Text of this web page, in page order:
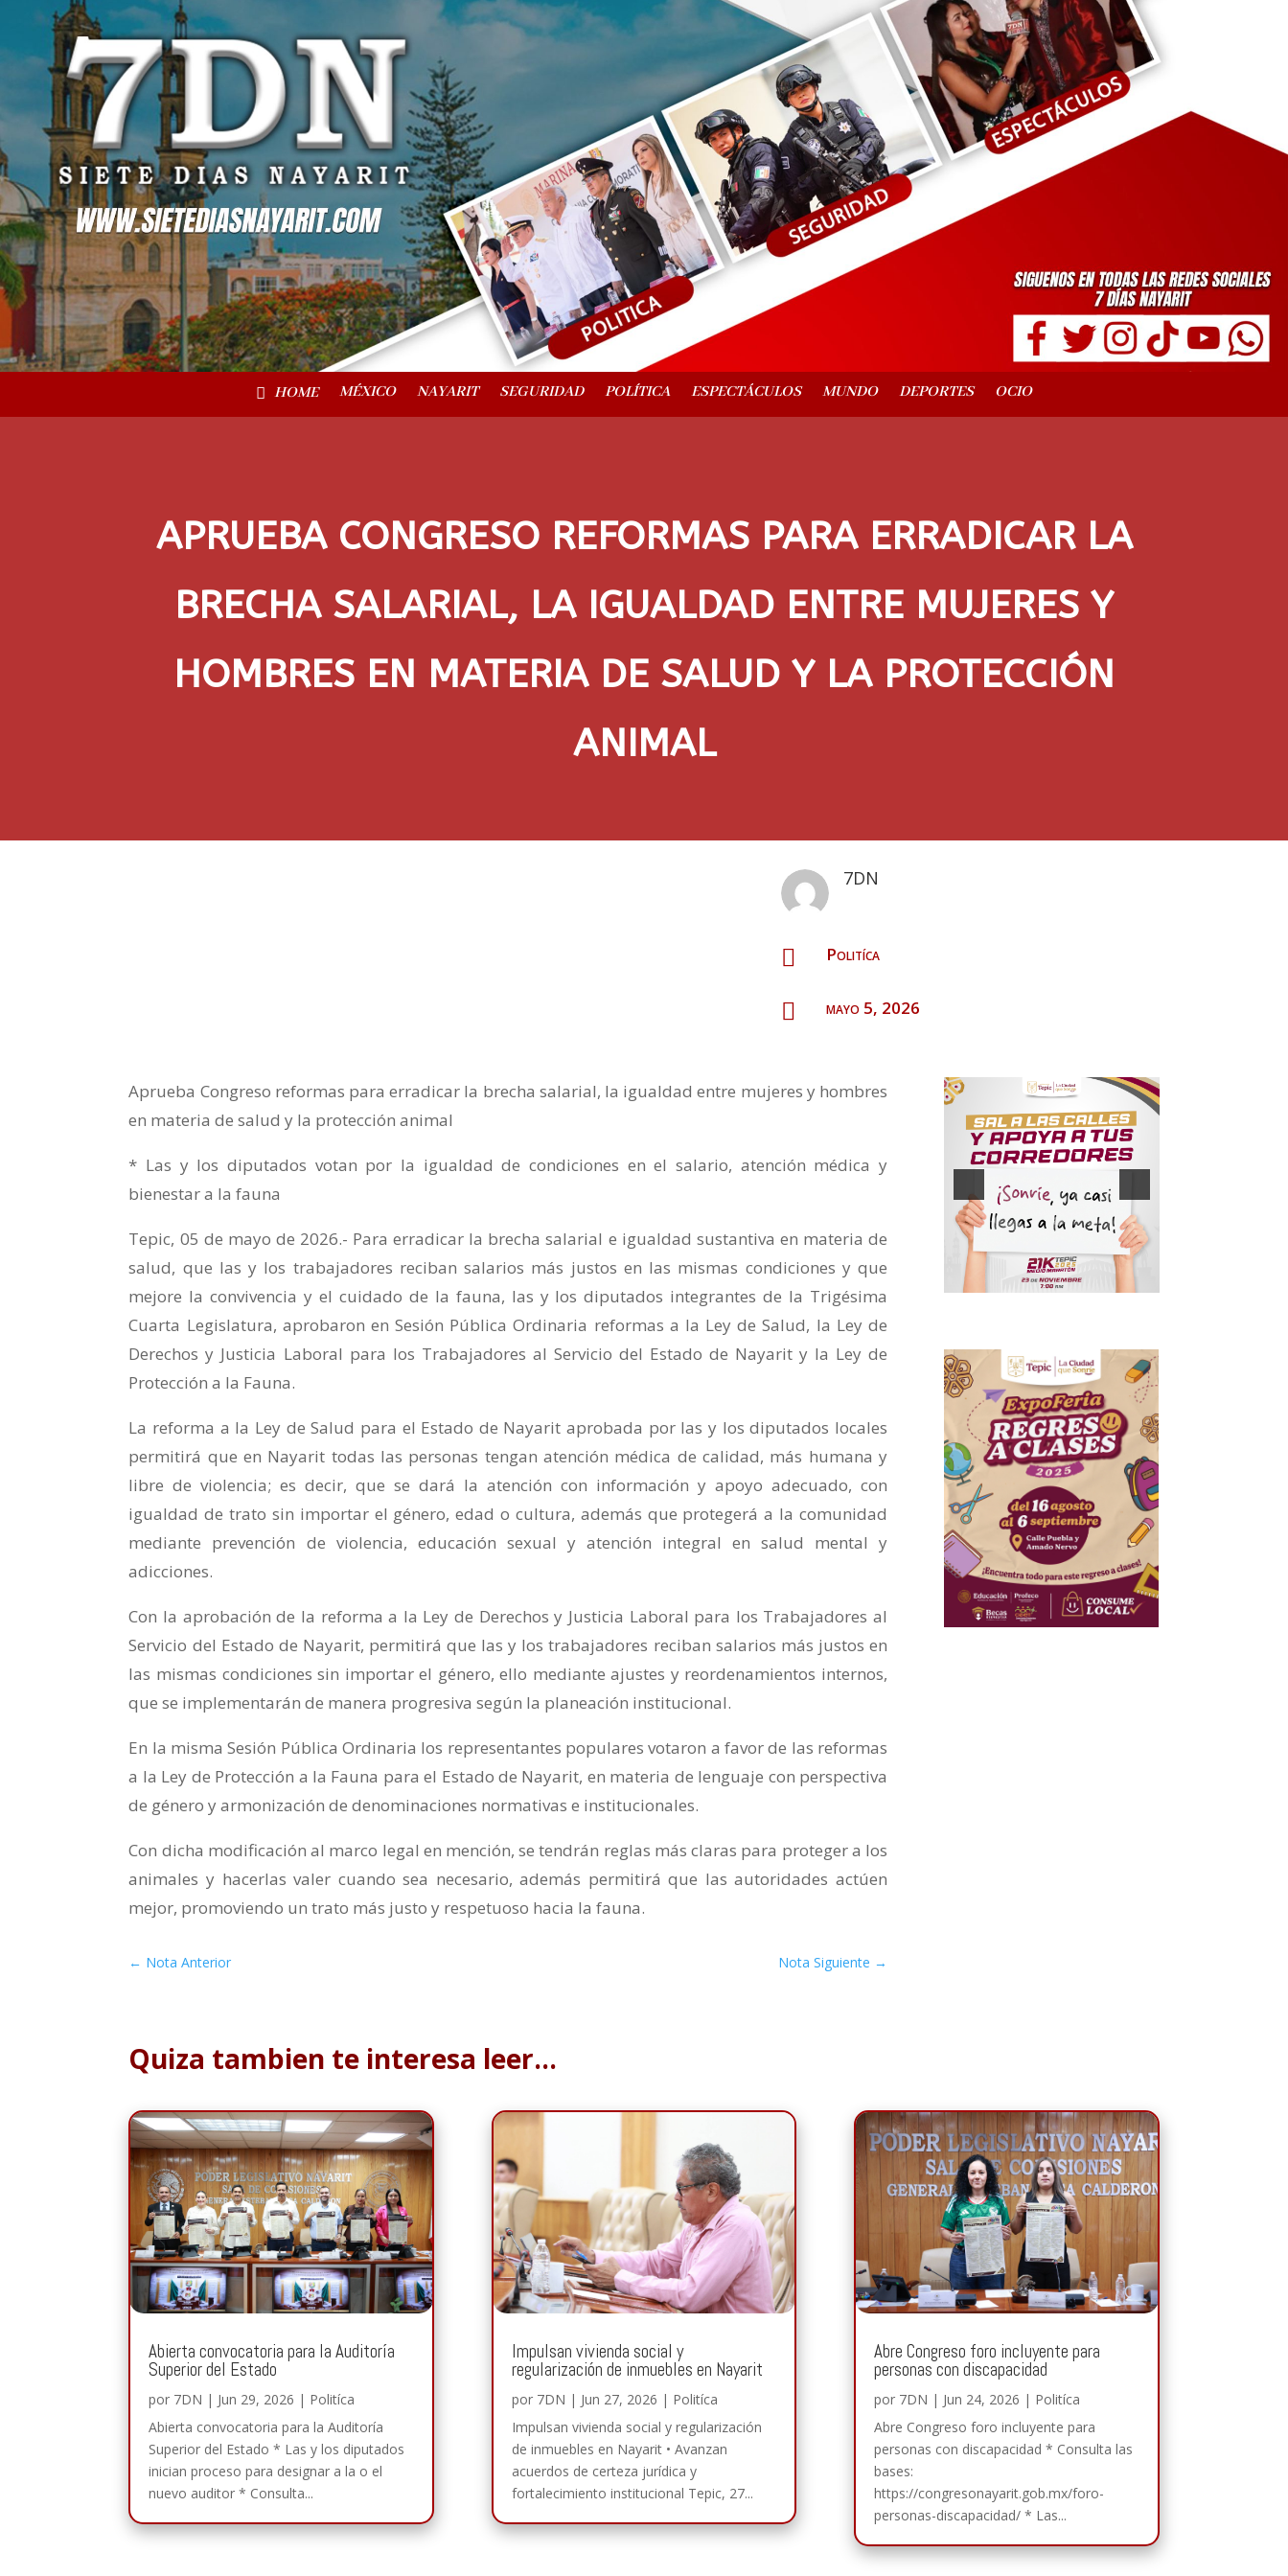
HOME MÉXICO NAYARIT SEGURIDAD POLÍTICA ESPECTÁCULOS MUNDO DEPORTES OCIO
APRUEBA CONGRESO REFORMAS PARA ERRADICAR LA
BRECHA SALARIAL, LA IGUALDAD ENTRE MUJERES Y
HOMBRES EN MATERIA DE SALUD Y LA PROTECCIÓN
ANIMAL
7DN
 Politíca
 mayo 5, 2026
Aprueba Congreso reformas para erradicar la brecha salarial, la igualdad entre mujeres y hombres
en materia de salud y la protección animal
* Las y los diputados votan por la igualdad de condiciones en el salario, atención médica y
bienestar a la fauna
Tepic, 05 de mayo de 2026.- Para erradicar la brecha salarial e igualdad sustantiva en materia de
salud, que las y los trabajadores reciban salarios más justos en las mismas condiciones y que
mejore la convivencia y el cuidado de la fauna, las y los diputados integrantes de la Trigésima
Cuarta Legislatura, aprobaron en Sesión Pública Ordinaria reformas a la Ley de Salud, la Ley de
Derechos y Justicia Laboral para los Trabajadores al Servicio del Estado de Nayarit y la Ley de
Protección a la Fauna.
La reforma a la Ley de Salud para el Estado de Nayarit aprobada por las y los diputados locales
permitirá que en Nayarit todas las personas tengan atención médica de calidad, más humana y
libre de violencia; es decir, que se dará la atención con información y apoyo adecuado, con
igualdad de trato sin importar el género, edad o cultura, además que protegerá a la comunidad
mediante prevención de violencia, educación sexual y atención integral en salud mental y
adicciones.
Con la aprobación de la reforma a la Ley de Derechos y Justicia Laboral para los Trabajadores al
Servicio del Estado de Nayarit, permitirá que las y los trabajadores reciban salarios más justos en
las mismas condiciones sin importar el género, ello mediante ajustes y reordenamientos internos,
que se implementarán de manera progresiva según la planeación institucional.
En la misma Sesión Pública Ordinaria los representantes populares votaron a favor de las reformas
a la Ley de Protección a la Fauna para el Estado de Nayarit, en materia de lenguaje con perspectiva
de género y armonización de denominaciones normativas e institucionales.
Con dicha modificación al marco legal en mención, se tendrán reglas más claras para proteger a los
animales y hacerlas valer cuando sea necesario, además permitirá que las autoridades actúen
mejor, promoviendo un trato más justo y respetuoso hacia la fauna.
← Nota Anterior Nota Siguiente →
Quiza tambien te interesa leer…
Abierta convocatoria para la Auditoría
Superior del Estado
por 7DN | Jun 29, 2026 | Politíca
Abierta convocatoria para la Auditoría
Superior del Estado * Las y los diputados
inician proceso para designar a la o el
nuevo auditor * Consulta...
Impulsan vivienda social y
regularización de inmuebles en Nayarit
por 7DN | Jun 27, 2026 | Politíca
Impulsan vivienda social y regularización
de inmuebles en Nayarit • Avanzan
acuerdos de certeza jurídica y
fortalecimiento institucional Tepic, 27...
Abre Congreso foro incluyente para
personas con discapacidad
por 7DN | Jun 24, 2026 | Politíca
Abre Congreso foro incluyente para
personas con discapacidad * Consulta las
bases:
https://congresonayarit.gob.mx/foro-
personas-discapacidad/ * Las...